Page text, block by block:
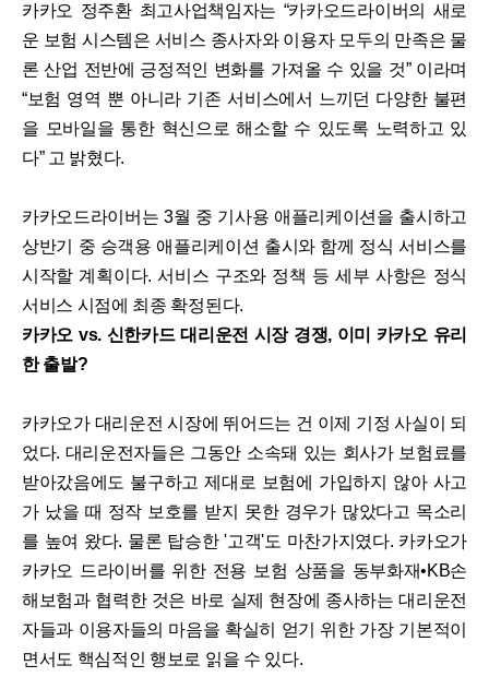
카카오 정주환 최고사업책임자는 “카카오드라이버의 새로
운 보험 시스템은 서비스 종사자와 이용자 모두의 만족은 물
론 산업 전반에 긍정적인 변화를 가져올 수 있을 것” 이라며
“보험 영역 뿐 아니라 기존 서비스에서 느끼던 다양한 불편
을 모바일을 통한 혁신으로 해소할 수 있도록 노력하고 있
다” 고 밝혔다.
카카오드라이버는 3월 중 기사용 애플리케이션을 출시하고
상반기 중 승객용 애플리케이션 출시와 함께 정식 서비스를
시작할 계획이다. 서비스 구조와 정책 등 세부 사항은 정식
서비스 시점에 최종 확정된다.
카카오 vs. 신한카드 대리운전 시장 경쟁, 이미 카카오 유리
한 출발?
카카오가 대리운전 시장에 뛰어드는 건 이제 기정 사실이 되
었다. 대리운전자들은 그동안 소속돼 있는 회사가 보험료를
받아갔음에도 불구하고 제대로 보험에 가입하지 않아 사고
가 났을 때 정작 보호를 받지 못한 경우가 많았다고 목소리
를 높여 왔다. 물론 탑승한 '고객'도 마찬가지였다. 카카오가
카카오 드라이버를 위한 전용 보험 상품을 동부화재•KB손
해보험과 협력한 것은 바로 실제 현장에 종사하는 대리운전
자들과 이용자들의 마음을 확실히 얻기 위한 가장 기본적이
면서도 핵심적인 행보로 읽을 수 있다.